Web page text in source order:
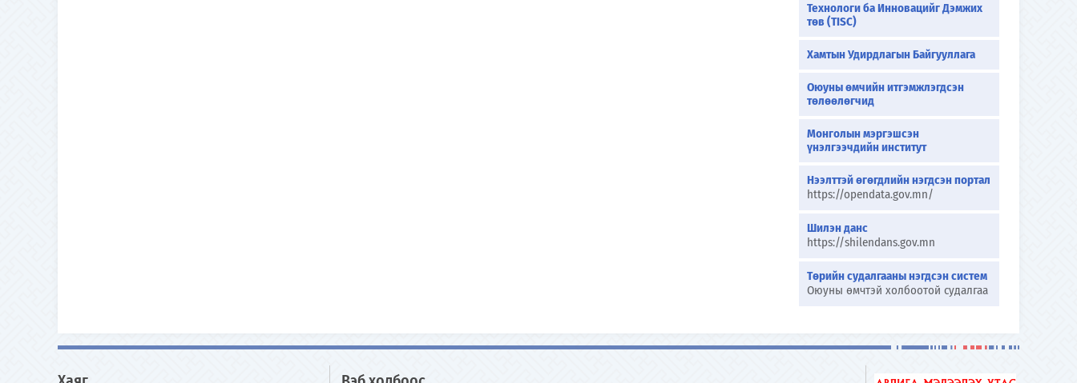
Технологи ба Инновацийг Дэмжих
төв (TISC)
Хамтын Удирдлагын Байгууллага
Оюуны өмчийн итгэмжлэгдсэн
төлөөлөгчид
Монголын мэргэшсэн
үнэлгээчдийн институт
Нээлттэй өгөгдлийн нэгдсэн портал
https://opendata.gov.mn/
Шилэн данс
https://shilendans.gov.mn
Төрийн судалгааны нэгдсэн систем
Оюуны өмчтэй холбоотой судалгаа